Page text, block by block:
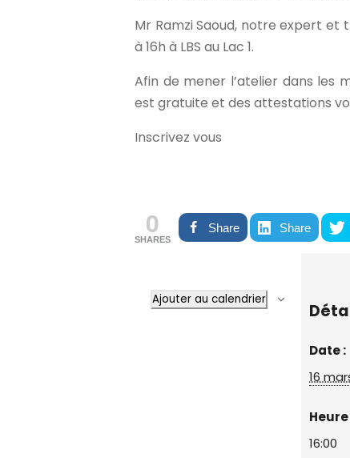
Mr Ramzi Saoud, notre expert et
à 16h à LBS au Lac 1.
Afin de mener l’atelier dans les
est gratuite et des attestations
Inscrivez vous
0
SHARES
Share Share
Ajouter au calendrier
Date :
16
Heure
16:00